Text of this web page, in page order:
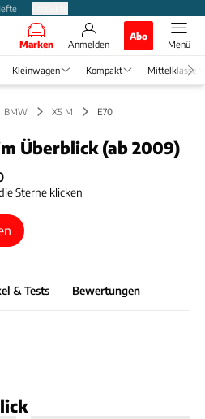
Marken Anmelden
Abo
Menü
Kleinwagen Kompakt Mittelklasse
BMW X5 M E70
Überblick (ab 2009)
Sterne klicken
& Tests Bewertungen